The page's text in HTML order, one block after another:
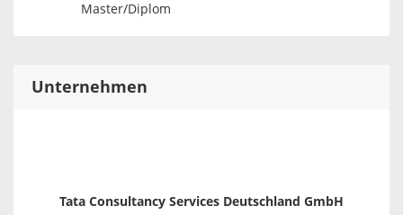
Master/Diplom
Unternehmen
Tata Consultancy Services Deutschland GmbH